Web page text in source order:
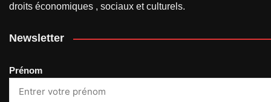
droits économiques , sociaux et culturels.
Newsletter
Prénom